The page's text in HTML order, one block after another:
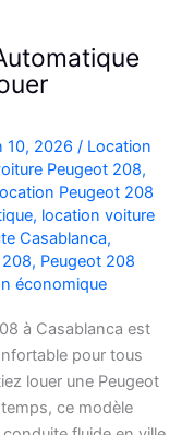
10, 2026 / Location
Peugeot 208,
Peugeot 208
, location voiture
Casablanca,
, Peugeot 208
économique
à Casablanca est
pour tous
louer une Peugeot
ce modèle